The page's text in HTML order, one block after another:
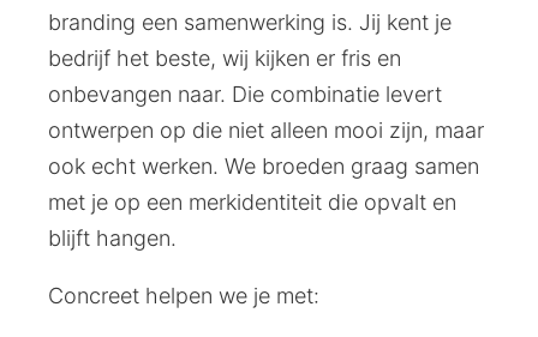
branding een samenwerking is. Jij kent je
bedrijf het beste, wij kijken er fris en
onbevangen naar. Die combinatie levert
ontwerpen op die niet alleen mooi zijn, maar
ook echt werken. We broeden graag samen
met je op een merkidentiteit die opvalt en
blijft hangen.
Concreet helpen we je met: